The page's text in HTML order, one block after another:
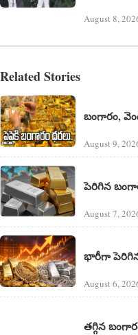
August 8,
Related Stories
బంగారం,
August 9,
పెరిగిన
August 7,
భారీగా
August 6,
తగ్గిన